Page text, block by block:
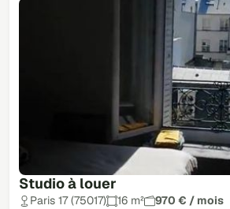
Studio à louer
Paris 17 (75017) 16 m²
970 € / mois